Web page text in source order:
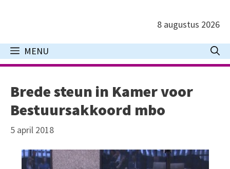
inhoud
8 augustus 2026
MENU
Brede steun in Kamer voor
Bestuursakkoord mbo
5 april 2018